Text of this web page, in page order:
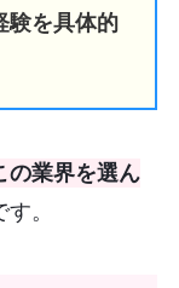
験を具体的
の業界を選ん
。